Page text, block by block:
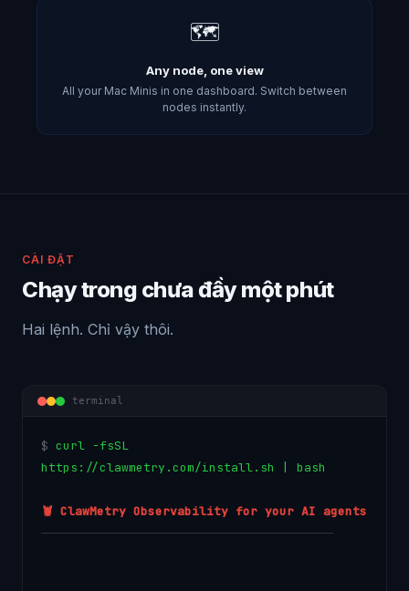
🗺️
Any node, one view
All your Mac Minis in one dashboard. Switch between
nodes instantly.
CÀI ĐẶT
Chạy trong chưa đầy một phút
Hai lệnh. Chỉ vậy thôi.
terminal
$ curl -fsSL
https : //clawmetry .com/install. sh bash
🦞 ClawMetry Observability for your AI agents
────────────────────────────────────────